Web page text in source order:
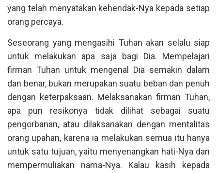
yang telah menyatakan kehendak-Nya kepada setiap
orang percaya.
Seseorang yang mengasihi Tuhan akan selalu siap
untuk melakukan apa saja bagi Dia. Mempelajari
firman Tuhan untuk mengenal Dia semakin dalam
dan benar, bukan merupakan suatu beban dan penuh
dengan keterpaksaan. Melaksanakan firman Tuhan,
apa pun resikonya tidak dilihat sebagai suatu
pengorbanan, atau dilaksanakan dengan mentalitas
orang upahan, karena ia melakukan semua itu hanya
untuk satu tujuan, yaitu menyenangkan hati-Nya dan
mempermuliakan nama-Nya. Kalau kasih kepada